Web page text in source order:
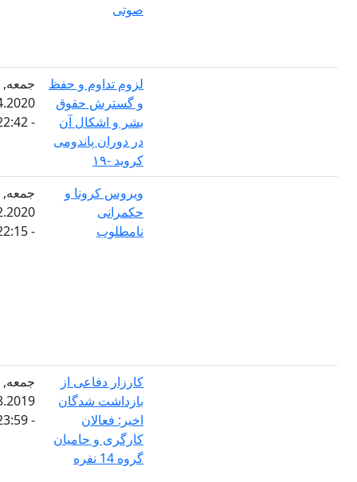
لزوم تداوم و حفظ
و گسترش حقوق
بشر و اشکال آن
در دوران پاندومی
کروید -۱۹
جمعه,
03.04.2020
- 22:42
ویروس کرونا و
حکمرانی
نامطلوب
جمعه,
28.02.2020
کارزار دفاعی از
بازداشت شدگان
اخیر: فعالان
کارگری و حامیان
جمعه,
23.08.2019